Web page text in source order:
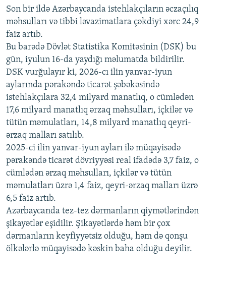
Auto 240p 360p 480p
720p 1080p
360p
480p
720p
1080p
Son bir ildə Azərbaycanda istehlakçıların əczaçılıq
məhsulları və tibbi ləvazimatlara çəkdiyi xərc 24,9
faiz artıb.
Bu barədə Dövlət Statistika Komitəsinin (DSK) bu
gün, iyulun 16-da yaydığı məlumatda bildirilir.
DSK vurğulayır ki, 2026-cı ilin yanvar-iyun
aylarında pərakəndə ticarət şəbəkəsində
istehlakçılara 32,4 milyard manatlıq, o cümlədən
17,6 milyard manatlıq ərzaq məhsulları, içkilər və
tütün məmulatları, 14,8 milyard manatlıq qeyri-
ərzaq malları satılıb.
2025-ci ilin yanvar-iyun ayları ilə müqayisədə
pərakəndə ticarət dövriyyəsi real ifadədə 3,7 faiz, o
cümlədən ərzaq məhsulları, içkilər və tütün
məmulatları üzrə 1,4 faiz, qeyri-ərzaq malları üzrə
6,5 faiz artıb.
Azərbaycanda tez-tez dərmanların qiymətlərindən
şikayətlər eşidilir. Şikayətlərdə həm bir çox
dərmanların keyfiyyətsiz olduğu, həm də qonşu
ölkələrlə müqayisədə kəskin baha olduğu deyilir.